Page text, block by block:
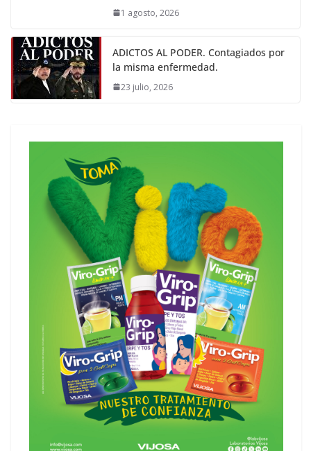
1 agosto, 2026
ADICTOS AL PODER. Contagiados por
la misma enfermedad.
23 julio, 2026